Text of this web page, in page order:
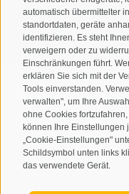
automatisch übermittelter
standortdaten, geräte
identifizieren. Es steht
verweigern oder zu
Einschränkungen führt.
erklären Sie sich mit der
Tools einverstanden.
verwalten", um Ihre
ohne Cookies
können Ihre Einstellungen
„Cookie-Einstellungen"
Schildsymbol unten links
das verwendete Gerät.
Sitemap •
Cookie